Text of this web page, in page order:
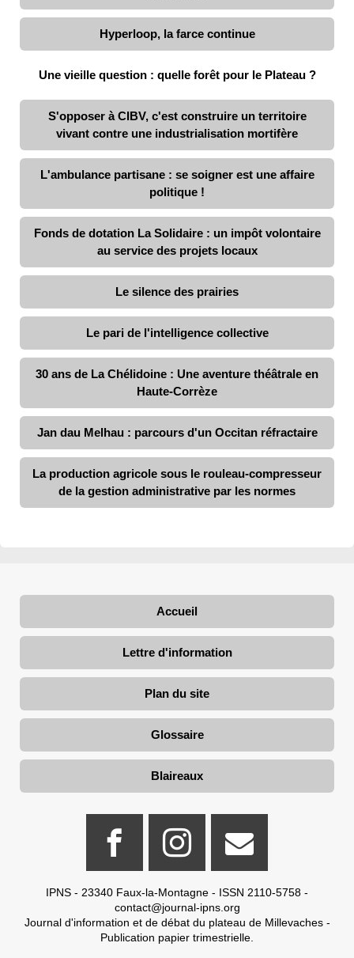
Hyperloop, la farce continue
Une vieille question : quelle forêt pour le Plateau ?
S'opposer à CIBV, c'est construire un territoire
vivant contre une industrialisation mortifère
L'ambulance partisane : se soigner est une affaire
politique !
Fonds de dotation La Solidaire : un impôt volontaire
au service des projets locaux
Le silence des prairies
Le pari de l'intelligence collective
30 ans de La Chélidoine : Une aventure théâtrale en
Haute-Corrèze
Jan dau Melhau : parcours d'un Occitan réfractaire
La production agricole sous le rouleau-compresseur
de la gestion administrative par les normes
Accueil
Lettre d'information
Plan du site
Glossaire
Blaireaux
IPNS - 23340 Faux-la-Montagne - ISSN 2110-5758 -
contact@journal-ipns.org
Journal d'information et de débat du plateau de Millevaches -
Publication papier trimestrielle.